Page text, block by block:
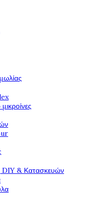
DIY & Κατασκευών